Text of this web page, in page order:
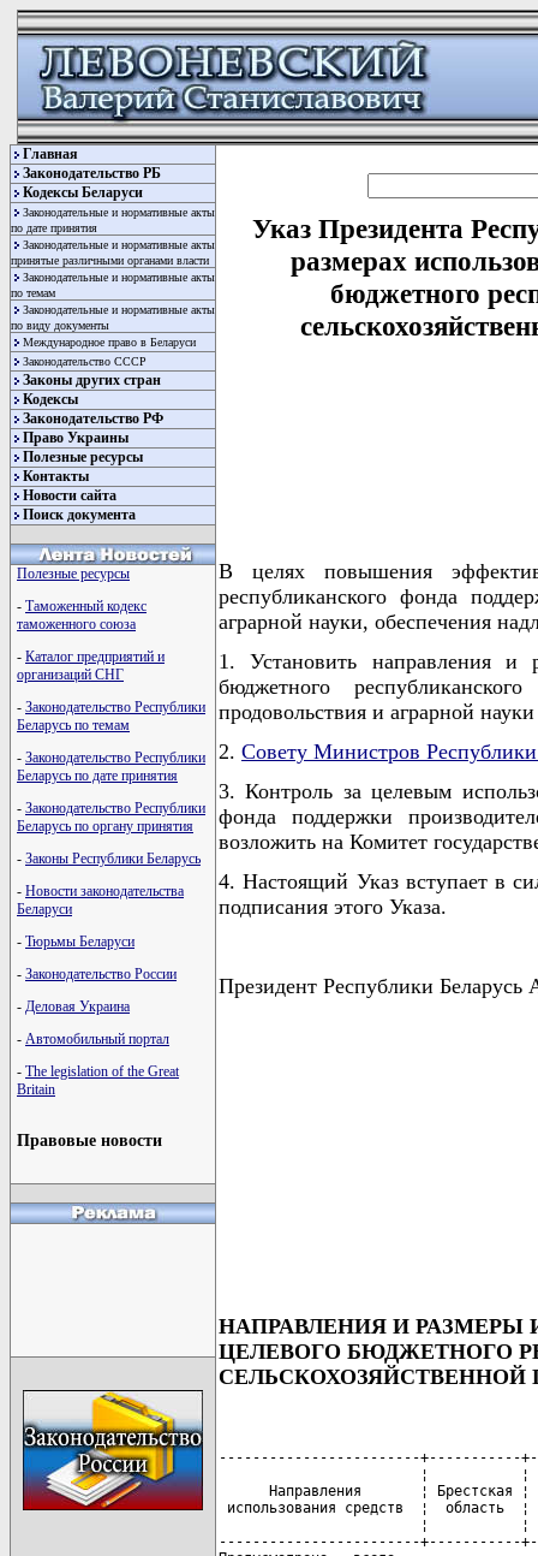
Главная
Законодательство РБ
Кодексы Беларуси
Законодательные и нормативные акты
по дате принятия
Законодательные и нормативные акты
принятые различными органами власти
Законодательные и нормативные акты
по темам
Законодательные и нормативные акты
по виду документы
Международное право в Беларуси
Законодательство СССР
Законы других стран
Кодексы
Законодательство РФ
Право Украины
Полезные ресурсы
Контакты
Новости сайта
Поиск документа
Полезные ресурсы
- Таможенный кодекс
таможенного союза
- Каталог предприятий и
организаций СНГ
- Законодательство Республики
Беларусь по темам
- Законодательство Республики
Беларусь по дате принятия
- Законодательство Республики
Беларусь по органу принятия
- Законы Республики Беларусь
- Новости законодательства
Беларуси
- Тюрьмы Беларуси
- Законодательство России
- Деловая Украина
- Автомобильный портал
- The legislation of the Great
Britain
Правовые новости
Указ Президента
размерах
бюджетного
В целях повышения
республиканского фонда
аграрной науки, обеспечения
1. Установить направления и
бюджетного
продовольствия и аграрной
2. Совету Министров Республики
3. Контроль за целевым
фонда поддержки
возложить на Комитет
4. Настоящий Указ вступает в
подписания этого Указа.
Президент Республики
НАПРАВЛЕНИЯ И РАЗМЕРЫ
ЦЕЛЕВОГО БЮДЖЕТНОГО
СЕЛЬСКОХОЗЯЙСТВЕННОЙ
------------------------+-----------
¦
Направления       ¦ Брестская
использования средств  ¦  область
¦
------------------------+-----------